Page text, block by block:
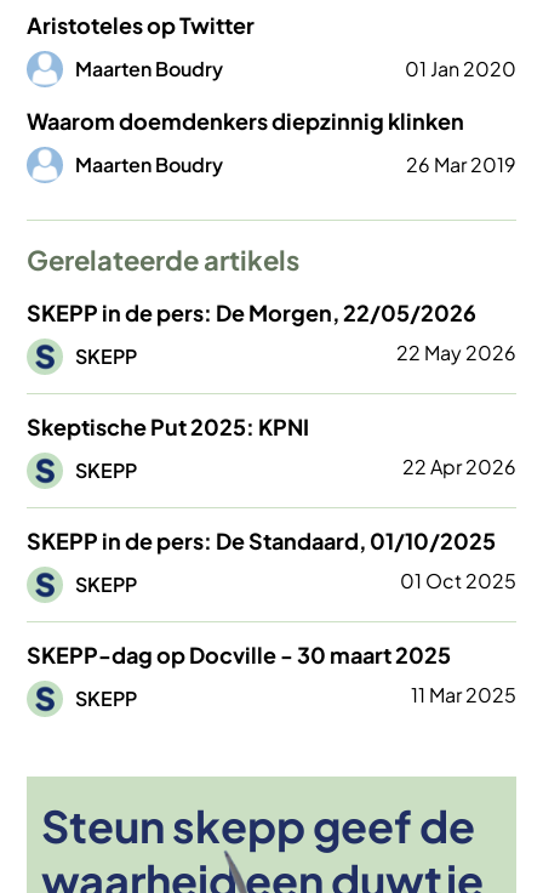
Aristoteles op Twitter
Afbeelding
Maarten Boudry 01 Jan 2020
Waarom doemdenkers diepzinnig klinken
Afbeelding
Maarten Boudry 26 Mar 2019
Gerelateerde artikels
SKEPP in de pers: De Morgen, 22/05/2026
Afbeelding
SKEPP 22 May 2026
Skeptische Put 2025: KPNI
Afbeelding
SKEPP 22 Apr 2026
SKEPP in de pers: De Standaard, 01/10/2025
Afbeelding
SKEPP 01 Oct 2025
SKEPP-dag op Docville - 30 maart 2025
Afbeelding
SKEPP 11 Mar 2025
Steun skepp geef de
waarheid een duwtje
Afbeelding